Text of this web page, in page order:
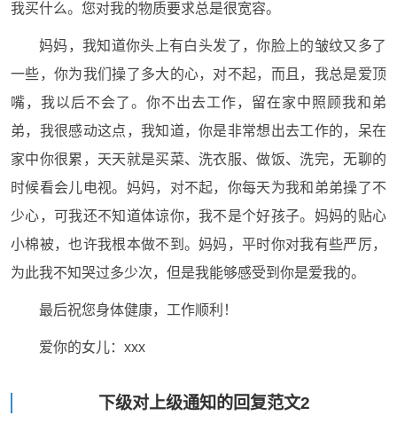
我买什么。您对我的物质要求总是很宽容。
妈妈，我知道你头上有白头发了，你脸上的皱纹又多了
一些，你为我们操了多大的心，对不起，而且，我总是爱顶
嘴，我以后不会了。你不出去工作，留在家中照顾我和弟
弟，我很感动这点，我知道，你是非常想出去工作的，呆在
家中你很累，天天就是买菜、洗衣服、做饭、洗完，无聊的
时候看会儿电视。妈妈，对不起，你每天为我和弟弟操了不
少心，可我还不知道体谅你，我不是个好孩子。妈妈的贴心
小棉被，也许我根本做不到。妈妈，平时你对我有些严厉，
为此我不知哭过多少次，但是我能够感受到你是爱我的。
最后祝您身体健康，工作顺利！
爱你的女儿：xxx
下级对上级通知的回复范文2